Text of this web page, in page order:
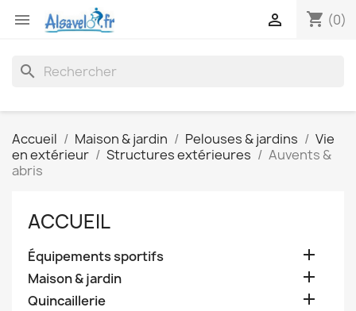
 shopping_cart (0)

search
Accueil Maison & jardin Pelouses & jardins
Vie
en extérieur
Structures extérieures
Auvents &
abris
ACCUEIL
Équipements sportifs 
Maison & jardin 
Quincaillerie 